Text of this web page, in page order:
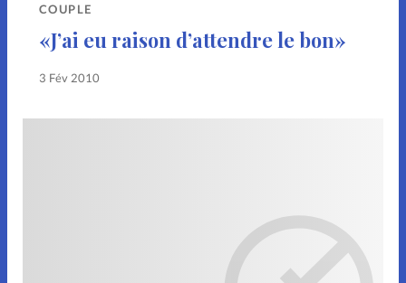
COUPLE
«J’ai eu raison d’attendre le bon»
3 Fév 2010